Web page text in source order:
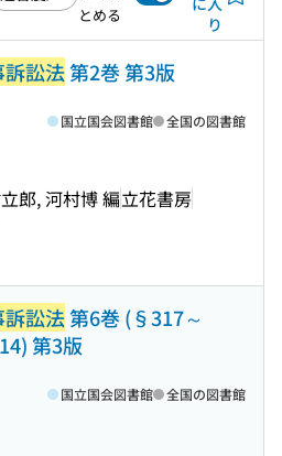
とめる
り
訟法第2巻 第3版
郎, 河村博 編立花書房
国立国会図書館 全国の図書館
訟法第6巻 (§317～
第3版
国立国会図書館 全国の図書館